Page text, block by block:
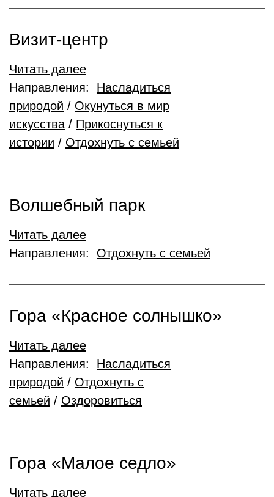
Визит-центр
Читать далее
Направления: Насладиться
природой / Окунуться в мир
искусства / Прикоснуться к
истории / Отдохнуть с семьей
Волшебный парк
Читать далее
Направления: Отдохнуть с семьей
Гора «Красное солнышко»
Читать далее
Направления: Насладиться
природой / Отдохнуть с
семьей / Оздоровиться
Гора «Малое седло»
Читать далее